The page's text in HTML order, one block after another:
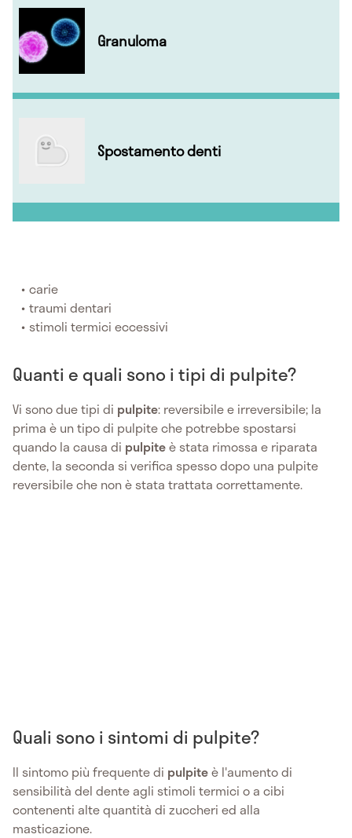
Granuloma
Spostamento denti
carie
traumi dentari
stimoli termici eccessivi
Quanti e quali sono i tipi di pulpite?
Vi sono due tipi di pulpite: reversibile e irreversibile; la
prima è un tipo di pulpite che potrebbe spostarsi
quando la causa di pulpiteè stata rimossa e riparata
dente, la seconda si verifica spesso dopo una pulpite
reversibile che non è stata trattata correttamente.
Quali sono i sintomi di pulpite?
Il sintomo più frequente di pulpiteè l'aumento di
sensibilità del dente agli stimoli termici o a cibi
contenenti alte quantità di zuccheri ed alla
masticazione.